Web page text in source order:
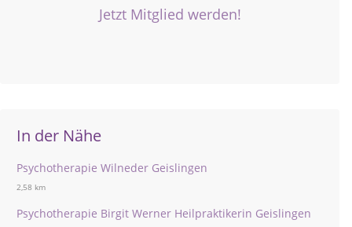
Jetzt Mitglied werden!
In der Nähe
Psychotherapie Wilneder Geislingen
2,58 km
Psychotherapie Birgit Werner Heilpraktikerin Geislingen